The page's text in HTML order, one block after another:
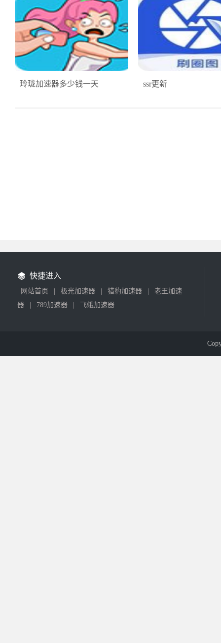
玲珑加速器多少钱一天 ssr更新
快捷进入
网站首页 极光加速器 猎豹加速器
老王加速
器
789加速器 飞蛾加速器